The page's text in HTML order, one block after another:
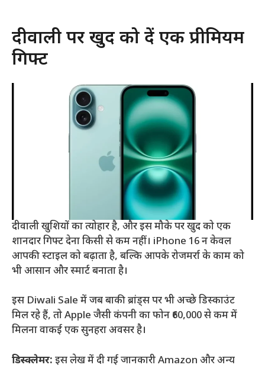
दीवाली पर खुद को दें एक प्रीमियम
गिफ्ट
दीवाली खुशियों का त्योहार है, और इस मौके पर खुद को एक
शानदार गिफ्ट देना किसी से कम नहीं। iPhone 16 न केवल
आपकी स्टाइल को बढ़ाता है, बल्कि आपके रोजमर्रा के काम को
भी आसान और स्मार्ट बनाता है।
इस Diwali Sale में जब बाकी ब्रांड्स पर भी अच्छे डिस्काउंट
मिल रहे हैं, तो Apple जैसी कंपनी का फोन ₹60,000 से कम में
मिलना वाकई एक सुनहरा अवसर है।
डिस्क्लेमर: इस लेख में दी गई जानकारी Amazon और अन्य